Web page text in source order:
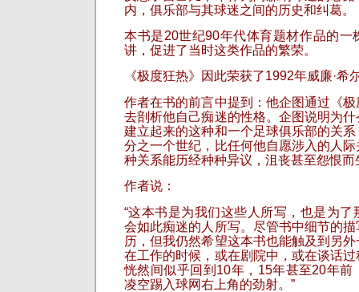
内，俱乐部与其球迷之间的历史和纠葛。
本书是20世纪90年代体育题材作品的一
讲，促进了当时这类作品的繁荣。
《极度狂热》因此荣获了1992年威廉·希
作者在书的前言中提到：他企图通过《
去剖析他自己痴迷的性格。企图说明为
建立起来的这种和一个足球俱乐部的关
分之一个世纪，比任何他自愿涉入的人
种关系能历经种种异议，沮丧甚至怨恨而
作者说：
“这本书是为我们这些人所写，也是为
会如此痴迷的人所写。尽管书中细节的
历，但我仍然希望这本书也能触及到另
在工作的时候，或在剧院中，或在谈话
恍然间似乎回到10年，15年甚至20年前
凌空踢入球网右上角的劲射。”